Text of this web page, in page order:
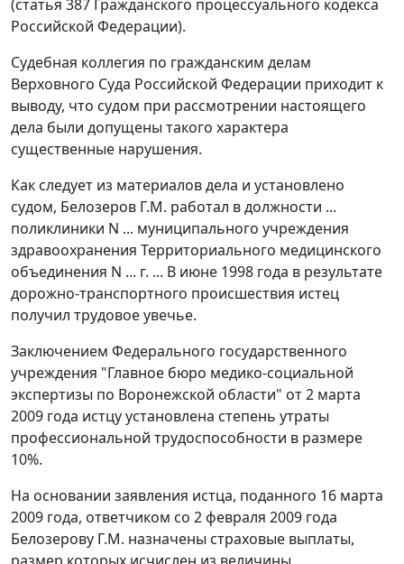
(статья 387 Гражданского процессуального кодекса
Российской Федерации).
Судебная коллегия по гражданским делам
Верховного Суда Российской Федерации приходит к
выводу, что судом при рассмотрении настоящего
дела были допущены такого характера
существенные нарушения.
Как следует из материалов дела и установлено
судом, Белозеров Г.М. работал в должности ...
поликлиники N ... муниципального учреждения
здравоохранения Территориального медицинского
объединения N ... г. ... В июне 1998 года в результате
дорожно-транспортного происшествия истец
получил трудовое увечье.
Заключением Федерального государственного
учреждения "Главное бюро медико-социальной
экспертизы по Воронежской области" от 2 марта
2009 года истцу установлена степень утраты
профессиональной трудоспособности в размере
10%.
На основании заявления истца, поданного 16 марта
2009 года, ответчиком со 2 февраля 2009 года
Белозерову Г.М. назначены страховые выплаты,